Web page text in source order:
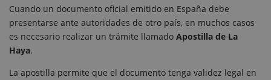
Cuando un documento oficial emitido en España debe
presentarse ante autoridades de otro país, en muchos casos
es necesario realizar un trámite llamado Apostilla de La
Haya.
La apostilla permite que el documento tenga validez legal en